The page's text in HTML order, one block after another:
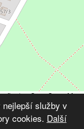
| © OpenStreetMap
Meziříčí
nejlepší služby v
cookies. Další